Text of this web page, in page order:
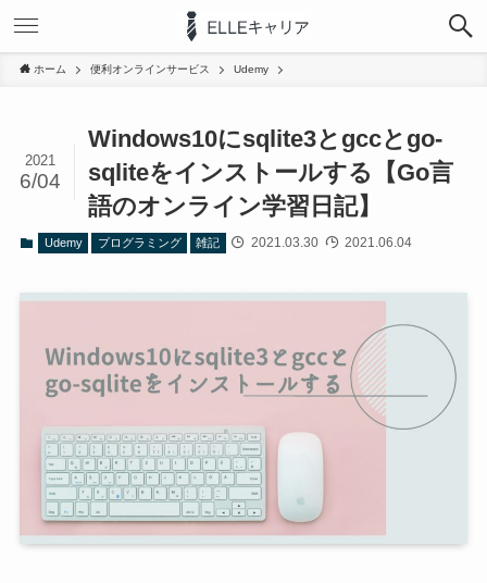
ホーム 便利オンラインサービス Udemy
Windows10にsqlite3とgccとgo-
sqliteをインストールする【Go言
語のオンライン学習日記】
2021
6/04
Udemy プログラミング 雑記 2021.03.30 2021.06.04